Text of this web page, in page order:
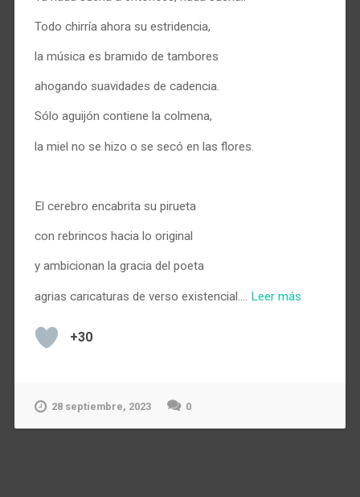
Todo chirría ahora su estridencia,
la música es bramido de tambores
ahogando suavidades de cadencia.
Sólo aguijón contiene la colmena,
la miel no se hizo o se secó en las flores.
El cerebro encabrita su pirueta
con rebrincos hacia lo original
y ambicionan la gracia del poeta
agrias caricaturas de verso existencial.… Leer más
+30
28 septiembre, 2023 0